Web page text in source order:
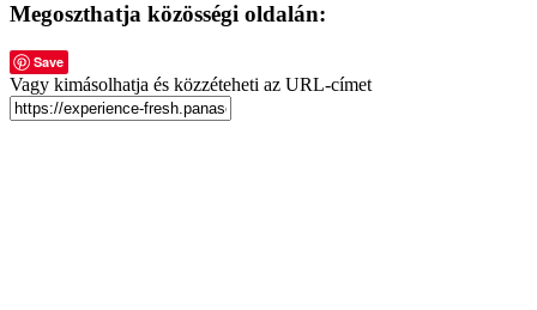
Megoszthatja közösségi oldalán:
Save
Vagy kimásolhatja és közzéteheti az URL-címet